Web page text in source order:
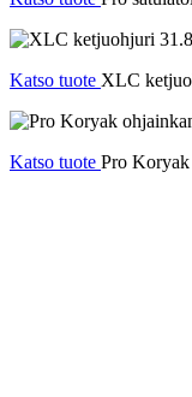
Katso tuote XLC
Katso tuote Pro